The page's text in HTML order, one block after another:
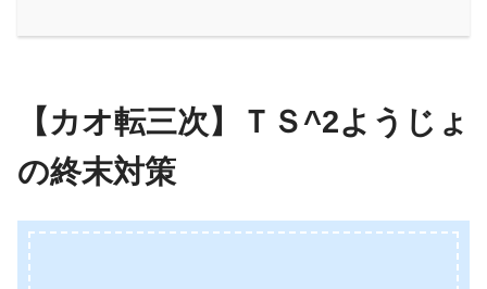
【カオ転三次】ＴＳ^2ようじょ
の終末対策